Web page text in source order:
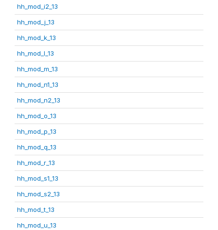
hh_mod_i2_13
hh_mod_j_13
hh_mod_k_13
hh_mod_l_13
hh_mod_m_13
hh_mod_n1_13
hh_mod_n2_13
hh_mod_o_13
hh_mod_p_13
hh_mod_q_13
hh_mod_r_13
hh_mod_s1_13
hh_mod_s2_13
hh_mod_t_13
hh_mod_u_13